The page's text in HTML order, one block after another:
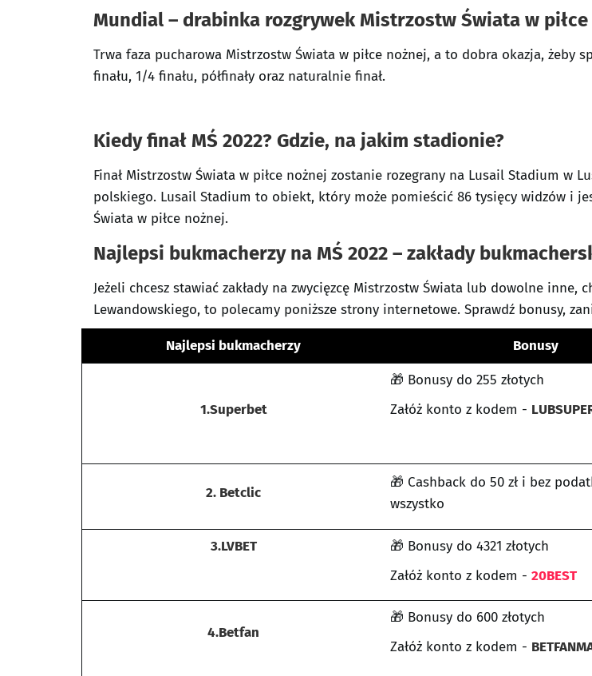
Mundial – drabinka rozgrywek Mistrzostw Świata w piłce
Trwa faza pucharowa Mistrzostw Świata w piłce nożnej, a to dobra okazja, żeby
finału, 1/4 finału, półfinały oraz naturalnie finał.
Kiedy finał MŚ 2022? Gdzie, na jakim stadionie?
Finał Mistrzostw Świata w piłce nożnej zostanie rozegrany na Lusail Stadium w
polskiego. Lusail Stadium to obiekt, który może pomieścić 86 tysięcy widzów i
Świata w piłce nożnej.
Najlepsi bukmacherzy na MŚ 2022 – zakłady
Jeżeli chcesz stawiać zakłady na zwycięzcę Mistrzostw Świata lub dowolne
Lewandowskiego, to polecamy poniższe strony internetowe. Sprawdź bonusy,
Najlepsi bukmacherzy Bonusy
1.Superbet
🎁 Bonusy do 255 złotych
Załóż konto z kodem -
2. Betclic
🎁 Cashback do 50 zł i bez
wszystko
3.LVBET
🎁 Bonusy do 4321 złotych
Załóż konto z kodem -20BEST
4.Betfan
🎁 Bonusy do 600 złotych
Załóż konto z kodem -